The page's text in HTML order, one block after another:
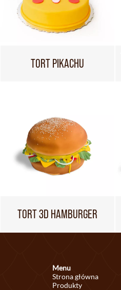
TORT PIKACHU
TORT 3D HAMBURGER
Menu
Strona główna
Produkty